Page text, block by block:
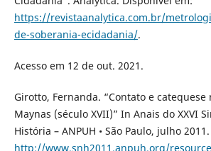
https://revistaanalytica.com.br/
de-soberania-ecidadania/.
Acesso em 12 de out. 2021.
Girotto, Fernanda. “Contato e catequese
Maynas (século XVII)” In Anais do XXVI
História – ANPUH • São Paulo, julho
http://www.snh2011.anpuh.org/